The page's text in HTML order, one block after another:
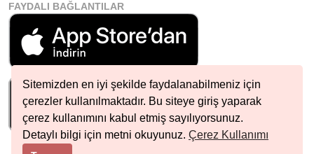
Sitemizden en iyi şekilde faydalanabilmeniz için
çerezler kullanılmaktadır. Bu siteye giriş yaparak
çerez kullanımını kabul etmiş sayılıyorsunuz.
Detaylı bilgi için metni okuyunuz. Çerez Kullanımı
FAYDALI BAĞLANTILAR